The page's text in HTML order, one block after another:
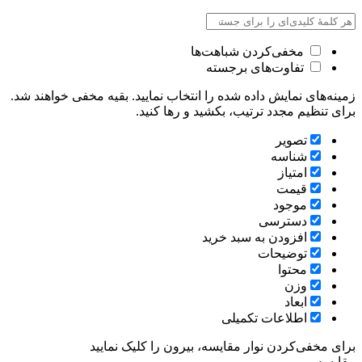
مخفی‌کردن شباهت‌ها
تفاوت‌های برجسته
زمینه‌های نمایش داده شده را انتخاب نمایید. بقیه مخفی خواهند شد.
برای تنظیم مجدد ترتیب، بکشید و رها کنید.
تصویر
شناسه
امتیاز
قیمت
موجود
دسترسی
افزودن به سبد خرید
توضیحات
محتوا
وزن
ابعاد
اطلاعات تکمیلی
برای مخفی‌کردن نوار مقایسه، بیرون را کلیک نمایید